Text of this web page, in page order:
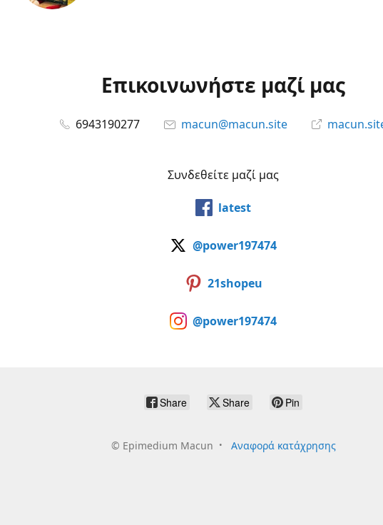
Επικοινωνήστε μαζί μας
6943190277 macun@macun.site
Συνδεθείτε μαζί μας
latest
@power197474
21shopeu
@power197474
Share Share Pin
© Epimedium Macun Αναφορά κατάχρησης